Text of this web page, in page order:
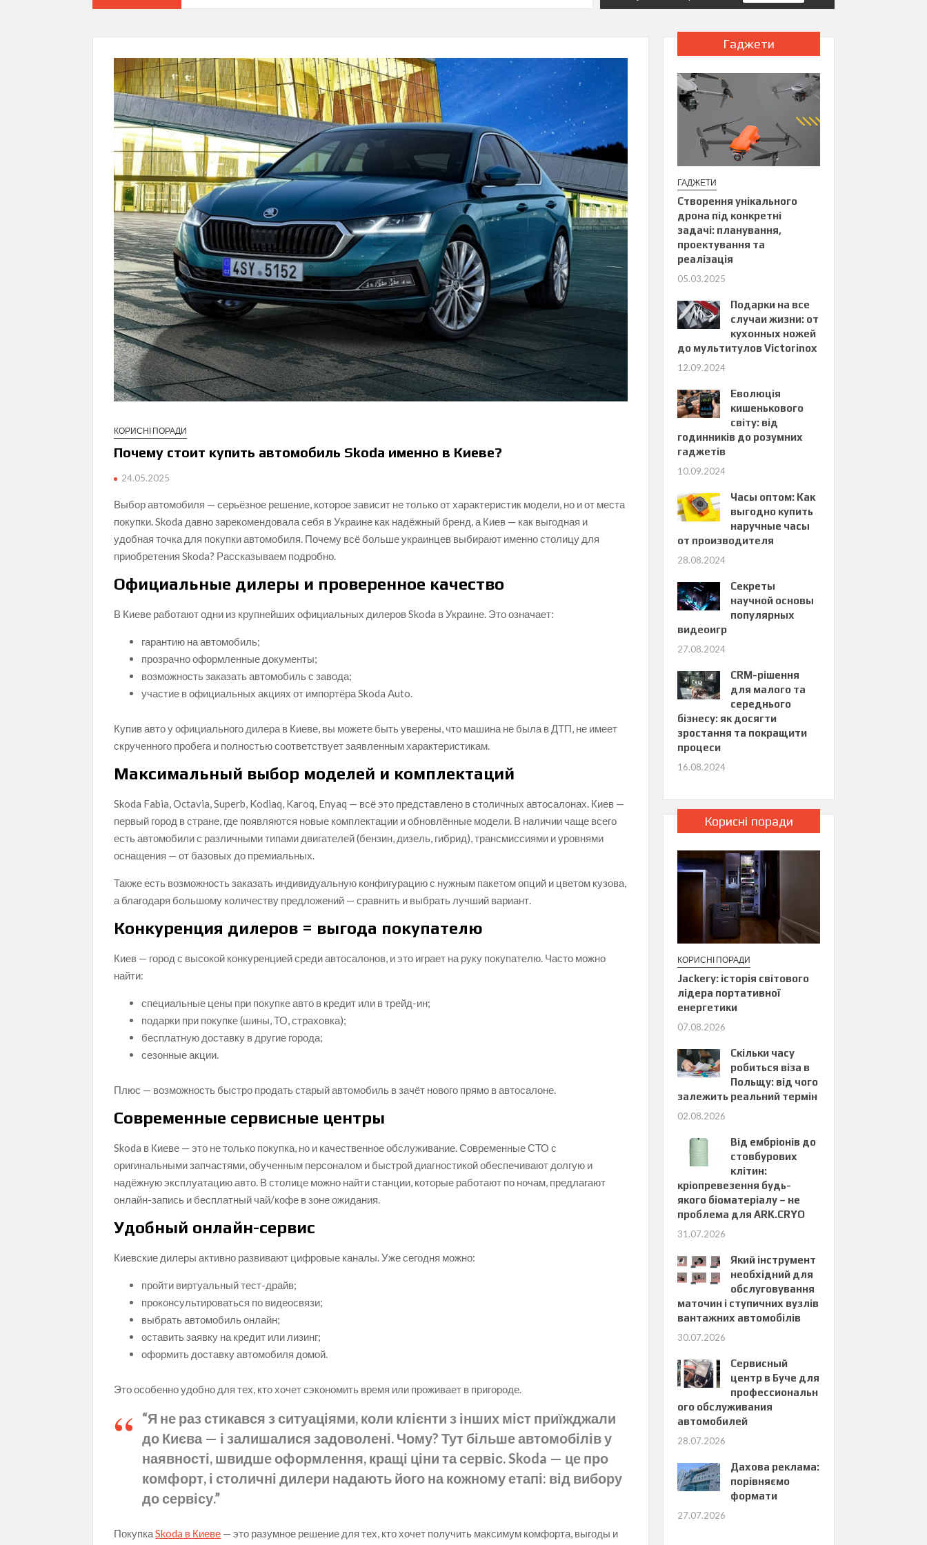
КОРИСНІ ПОРАДИ
Почему стоит купить автомобиль Skoda именно в Киеве?
24.05.2025
Выбор автомобиля — серьёзное решение, которое зависит не только от характеристик модели, но и от места
покупки. Skoda давно зарекомендовала себя в Украине как надёжный бренд, а Киев — как выгодная и
удобная точка для покупки автомобиля. Почему всё больше украинцев выбирают именно столицу для
приобретения Skoda? Рассказываем подробно.
Официальные дилеры и проверенное качество
В Киеве работают одни из крупнейших официальных дилеров Skoda в Украине. Это означает:
гарантию на автомобиль;
прозрачно оформленные документы;
возможность заказать автомобиль с завода;
участие в официальных акциях от импортёра Skoda Auto.
Купив авто у официального дилера в Киеве, вы можете быть уверены, что машина не была в ДТП, не имеет
скрученного пробега и полностью соответствует заявленным характеристикам.
Максимальный выбор моделей и комплектаций
Skoda Fabia, Octavia, Superb, Kodiaq, Karoq, Enyaq — всё это представлено в столичных автосалонах. Киев —
первый город в стране, где появляются новые комплектации и обновлённые модели. В наличии чаще всего
есть автомобили с различными типами двигателей (бензин, дизель, гибрид), трансмиссиями и уровнями
оснащения — от базовых до премиальных.
Также есть возможность заказать индивидуальную конфигурацию с нужным пакетом опций и цветом кузова,
а благодаря большому количеству предложений — сравнить и выбрать лучший вариант.
Конкуренция дилеров = выгода покупателю
Киев — город с высокой конкуренцией среди автосалонов, и это играет на руку покупателю. Часто можно
найти:
специальные цены при покупке авто в кредит или в трейд-ин;
подарки при покупке (шины, ТО, страховка);
бесплатную доставку в другие города;
сезонные акции.
Плюс — возможность быстро продать старый автомобиль в зачёт нового прямо в автосалоне.
Современные сервисные центры
Skoda в Киеве — это не только покупка, но и качественное обслуживание. Современные СТО с
оригинальными запчастями, обученным персоналом и быстрой диагностикой обеспечивают долгую и
надёжную эксплуатацию авто. В столице можно найти станции, которые работают по ночам, предлагают
онлайн-запись и бесплатный чай/кофе в зоне ожидания.
Удобный онлайн-сервис
Киевские дилеры активно развивают цифровые каналы. Уже сегодня можно:
пройти виртуальный тест-драйв;
проконсультироваться по видеосвязи;
выбрать автомобиль онлайн;
оставить заявку на кредит или лизинг;
оформить доставку автомобиля домой.
Это особенно удобно для тех, кто хочет сэкономить время или проживает в пригороде.
“Я не раз стикався з ситуаціями, коли клієнти з інших міст приїжджали
до Києва — і залишалися задоволені. Чому? Тут більше автомобілів у
наявності, швидше оформлення, кращі ціни та сервіс. Skoda — це про
комфорт, і столичні дилери надають його на кожному етапі: від вибору
до сервісу.”
ПокупкаSkoda в Киеве — это разумное решение для тех, кто хочет получить максимум комфорта, выгоды и
Гаджети
ГАДЖЕТИ
Створення унікального
дрона під конкретні
задачі: планування,
проектування та
реалізація
05.03.2025
Подарки на все
случаи жизни: от
кухонных ножей
до мультитулов Victorinox
12.09.2024
Еволюція
кишенькового
світу: від
годинників до розумних
гаджетів
10.09.2024
Часы оптом: Как
выгодно купить
наручные часы
от производителя
28.08.2024
Секреты
научной основы
популярных
видеоигр
27.08.2024
CRM-рішення
для малого та
середнього
бізнесу: як досягти
зростання та покращити
процеси
16.08.2024
Корисні поради
КОРИСНІ ПОРАДИ
Jackery: історія світового
лідера портативної
енергетики
07.08.2026
Скільки часу
робиться віза в
Польщу: від чого
залежить реальний термін
02.08.2026
Від ембріонів до
стовбурових
клітин:
кріопревезення будь-
якого біоматеріалу – не
проблема для ARK.CRYO
31.07.2026
Який інструмент
необхідний для
обслуговування
маточин і ступичних вузлів
вантажних автомобілів
30.07.2026
Сервисный
центр в Буче для
профессиональн
ого обслуживания
автомобилей
28.07.2026
Дахова реклама:
порівняємо
формати
27.07.2026